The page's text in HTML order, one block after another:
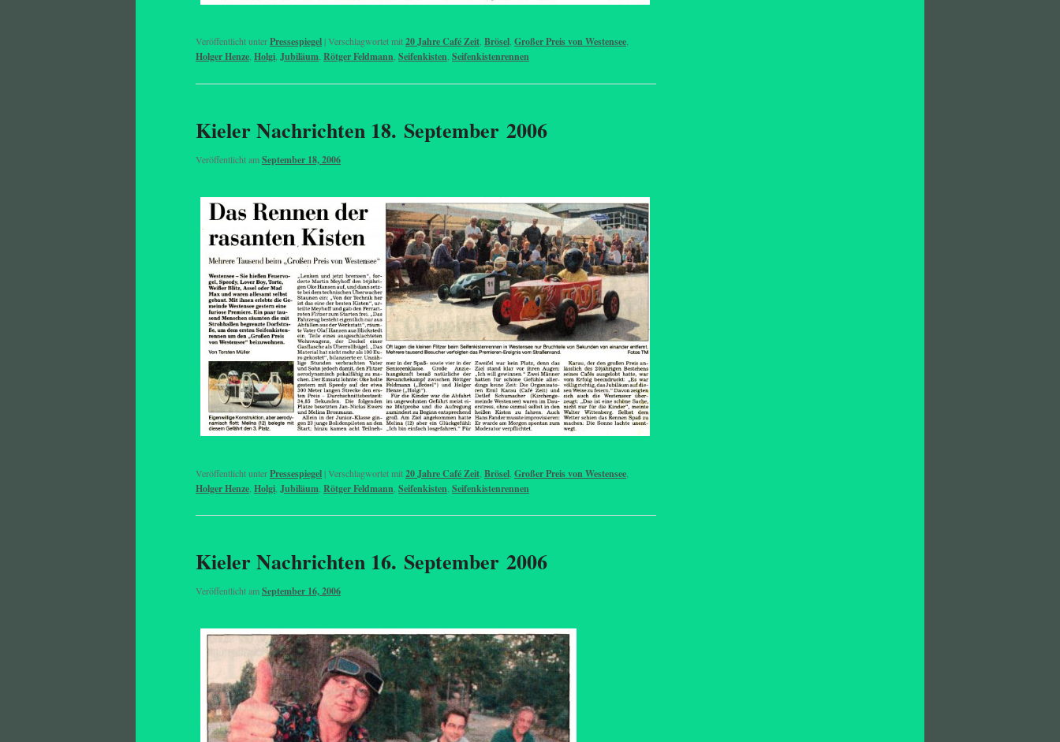
Veröffentlicht unterPressespiegel|Verschlagwortet mit20 Jahre Café Zeit, Brösel, Großer Preis von Westensee,
Holger Henze, Holgi, Jubiläum, Rötger Feldmann, Seifenkisten, Seifenkistenrennen
Kieler Nachrichten 18. September 2006
Veröffentlicht amSeptember 18, 2006
Veröffentlicht unterPressespiegel|Verschlagwortet mit20 Jahre Café Zeit Brösel Großer Preis von Westensee
Holger Henze Holgi Jubiläum Rötger Feldmann Seifenkisten Seifenkistenrennen
Kieler Nachrichten 16. September 2006
Veröffentlicht amSeptember 16, 2006